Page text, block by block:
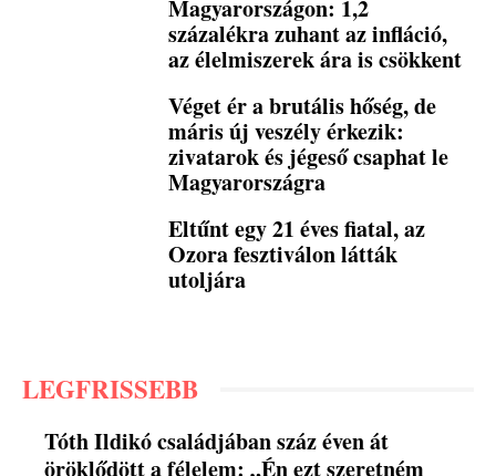
Magyarországon: 1,2
százalékra zuhant az infláció,
az élelmiszerek ára is csökkent
Véget ér a brutális hőség, de
máris új veszély érkezik:
zivatarok és jégeső csaphat le
Magyarországra
Eltűnt egy 21 éves fiatal, az
Ozora fesztiválon látták
utoljára
LEGFRISSEBB
Tóth Ildikó családjában száz éven át
öröklődött a félelem: „Én ezt szeretném